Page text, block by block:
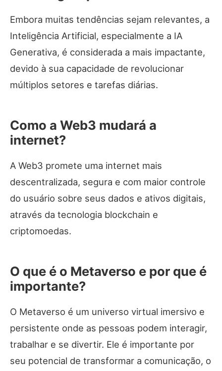
Embora muitas tendências sejam relevantes, a
Inteligência Artificial, especialmente a IA
Generativa, é considerada a mais impactante,
devido à sua capacidade de revolucionar
múltiplos setores e tarefas diárias.
Como a Web3 mudará a
internet?
A Web3 promete uma internet mais
descentralizada, segura e com maior controle
do usuário sobre seus dados e ativos digitais,
através da tecnologia blockchain e
criptomoedas.
O que é o Metaverso e por que é
importante?
O Metaverso é um universo virtual imersivo e
persistente onde as pessoas podem interagir,
trabalhar e se divertir. Ele é importante por
seu potencial de transformar a comunicação, o